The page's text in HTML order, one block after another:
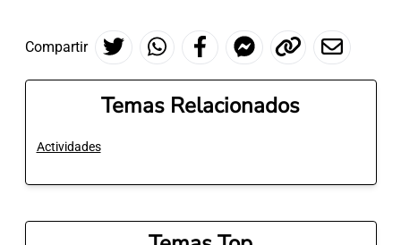
Compartir
Temas Relacionados
Actividades